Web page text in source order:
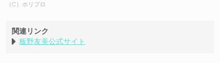
（C）ホリプロ
関連リンク
板野友美公式サイト